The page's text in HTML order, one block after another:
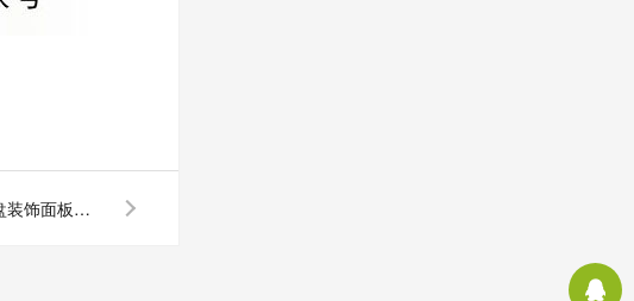
PMMA/ASA合金：汽车仪表盘装饰面板的升级之选